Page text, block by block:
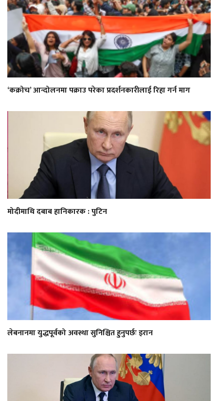
‘कक्रोच’ आन्दोलनमा पक्राउ परेका प्रदर्शनकारीलाई रिहा गर्न माग
मोदीमाथि दबाब हानिकारक : पुटिन
लेबनानमा युद्धपूर्वको अवस्था सुनिश्चित हुनुपर्छः इरान